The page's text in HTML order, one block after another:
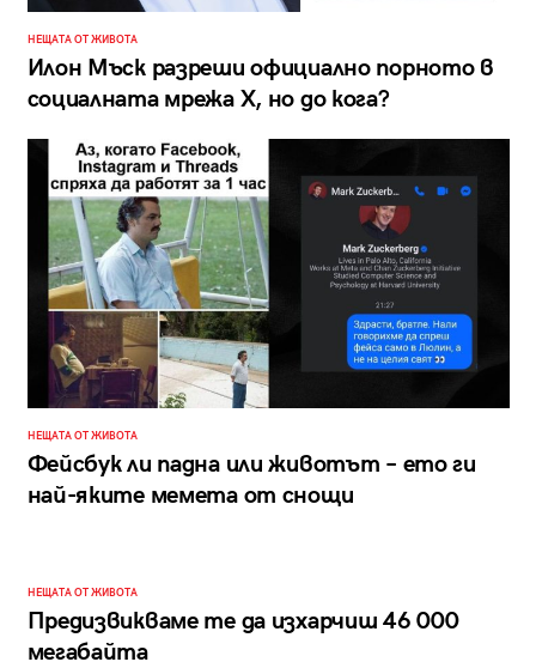
НЕЩАТА ОТ ЖИВОТА
Илон Мъск разреши официално порното в
социалната мрежа X, но до кога?
НЕЩАТА ОТ ЖИВОТА
Фейсбук ли падна или животът – ето ги
най-яките мемета от снощи
НЕЩАТА ОТ ЖИВОТА
Предизвикваме те да изхарчиш 46 000
мегабайта